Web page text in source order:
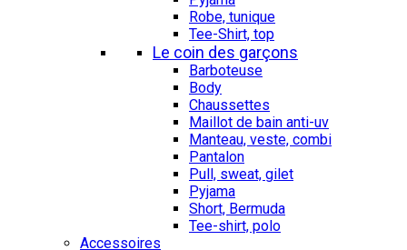
Robe, tunique
Tee-Shirt, top
Le coin des garçons
Barboteuse
Body
Chaussettes
Maillot de bain anti-uv
Manteau, veste, combi
Pantalon
Pull, sweat, gilet
Pyjama
Short, Bermuda
Tee-shirt, polo
Accessoires